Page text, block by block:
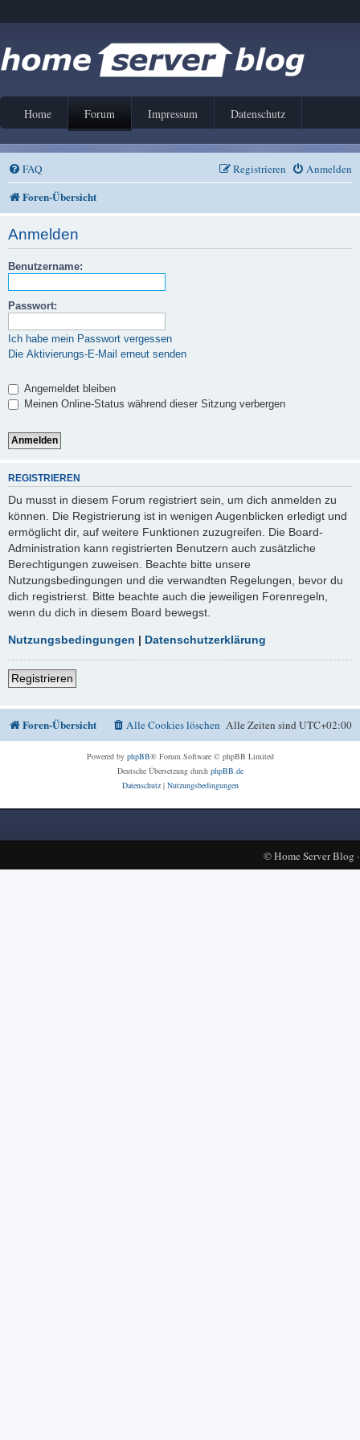
Home Forum Impressum Datenschutz
FAQ Anmelden
Registrieren
Foren-Übersicht
Anmelden
Benutzername:
Passwort:
Ich habe mein Passwort vergessen
Die Aktivierungs-E-Mail erneut senden
Angemeldet bleiben
Meinen Online-Status während dieser Sitzung verbergen
REGISTRIEREN
Du musst in diesem Forum registriert sein, um dich anmelden zu
können. Die Registrierung ist in wenigen Augenblicken erledigt und
ermöglicht dir, auf weitere Funktionen zuzugreifen. Die Board-
Administration kann registrierten Benutzern auch zusätzliche
Berechtigungen zuweisen. Beachte bitte unsere
Nutzungsbedingungen und die verwandten Regelungen, bevor du
dich registrierst. Bitte beachte auch die jeweiligen Forenregeln,
wenn du dich in diesem Board bewegst.
Nutzungsbedingungen | Datenschutzerklärung
Registrieren
Foren-Übersicht Alle Zeiten sindUTC+02:00
Alle Cookies löschen
Powered by phpBB® Forum Software © phpBB Limited
Deutsche Übersetzung durch phpBB.de
Datenschutz| Nutzungsbedingungen
©Home Server Blog